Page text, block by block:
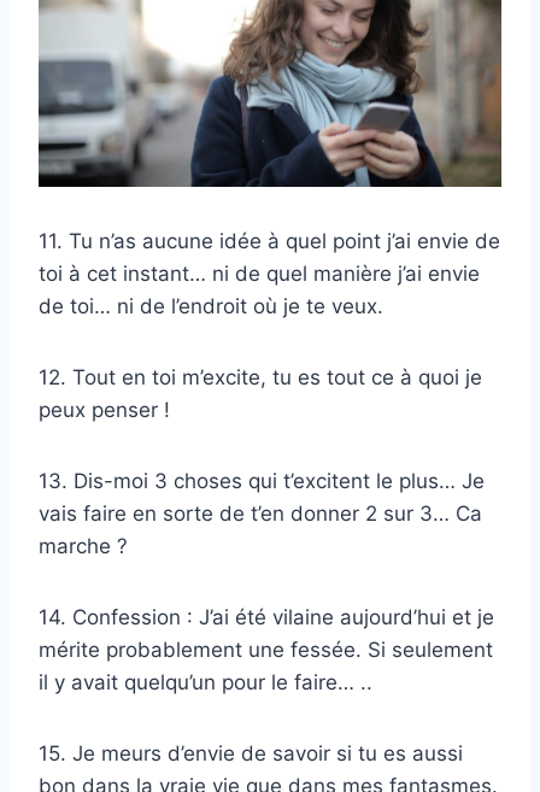
11. Tu n’as aucune idée à quel point j’ai envie de
toi à cet instant… ni de quel manière j’ai envie
de toi… ni de l’endroit où je te veux.
12. Tout en toi m’excite, tu es tout ce à quoi je
peux penser !
13. Dis-moi 3 choses qui t’excitent le plus… Je
vais faire en sorte de t’en donner 2 sur 3… Ca
marche ?
14. Confession : J’ai été vilaine aujourd’hui et je
mérite probablement une fessée. Si seulement
il y avait quelqu’un pour le faire… ..
15. Je meurs d’envie de savoir si tu es aussi
bon dans la vraie vie que dans mes fantasmes.